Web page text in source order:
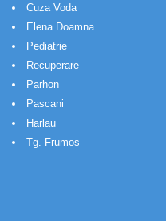
Cuza Voda
Elena Doamna
Pediatrie
Recuperare
Parhon
Pascani
Harlau
Tg. Frumos